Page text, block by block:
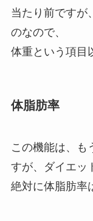
当たり前ですが
のなので、
体重という項目
体脂肪率
この機能は、も
すが、ダイエッ
絶対に体脂肪率